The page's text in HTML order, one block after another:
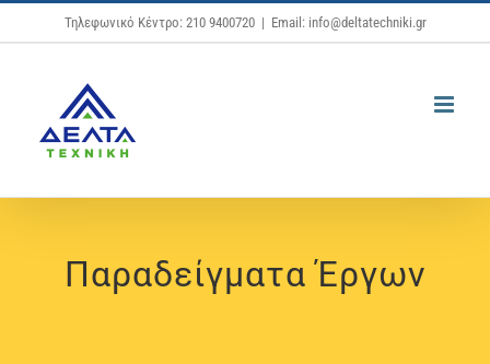
Μετάβαση
στο
Τηλεφωνικό Κέντρο: 210 9400720 | Email: info@deltatechniki.gr
Παραδείγματα Έργων